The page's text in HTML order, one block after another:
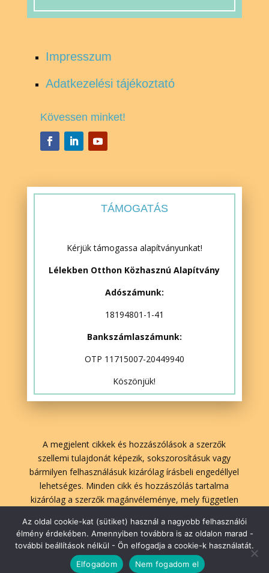
Impresszum
Adatkezelési tájékoztató
Kövessen minket!
TÁMOGATÁS
Kérjük támogassa alapítványunkat!
Lélekben Otthon Közhasznú Alapítvány
Adószámunk:
18194801-1-41
Bankszámlaszámunk:
OTP 11715007-20449940
Köszönjük!
A megjelent cikkek és hozzászólások a szerzők
szellemi tulajdonát képezik, sokszorosításuk vagy
bármilyen felhasználásuk kizárólag írásbeli engedéllyel
lehetséges. Minden cikk és hozzászólás tartalma
kizárólag a szerzők magánvéleménye, mely független
lelekbenotthon.hu | 2026| Minden jog fenntartva!
Az oldal cookie-kat (sütiket) használ a nagyobb felhasználói
élmény érdekében. Amennyiben továbbra is az oldalon marad -
további beállítások nélkül - Ön elfogadja a cookie-k használatát.
Elfogadom
Nem fogadom el